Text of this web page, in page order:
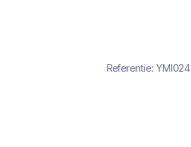
Referentie: YMI024